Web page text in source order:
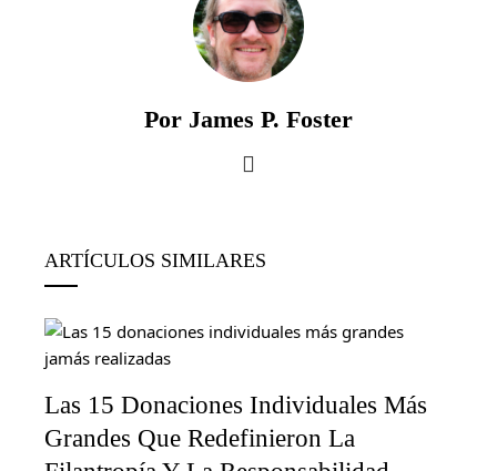
Por James P. Foster
ARTÍCULOS SIMILARES
Las 15 Donaciones Individuales Más
Grandes Que Redefinieron La